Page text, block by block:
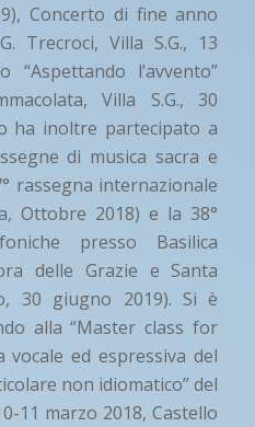
Concerto di fine anno
Trecroci, Villa S.G., 13
“Aspettando l’avvento”
Villa S.G., 30
ha inoltre partecipato a
di musica sacra e
rassegna internazionale
Ottobre 2018) e la 38°
presso Basilica
delle Grazie e Santa
30 giugno 2019). Si è
alla “Master class for
ed espressiva del
non idiomatico” del
11 marzo 2018, Castello